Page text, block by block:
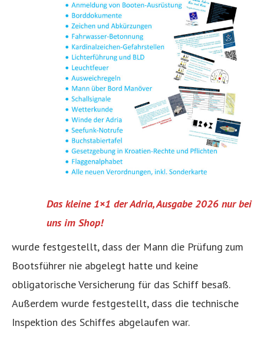
Das kleine 1×1 der Adria, Ausgabe 2026 nur bei
uns im Shop!
wurde festgestellt, dass der Mann die Prüfung zum
Bootsführer nie abgelegt hatte und keine
obligatorische Versicherung für das Schiff besaß.
Außerdem wurde festgestellt, dass die technische
Inspektion des Schiffes abgelaufen war.